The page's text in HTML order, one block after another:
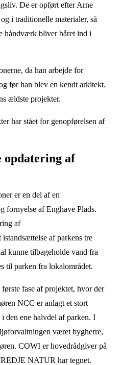
De er opført efter Arne
i traditionelle materialer, så
håndværk bliver båret ind i
da han arbejde for
før han blev en kendt arkitekt.
ældste projekter.
har stået for genopførelsen af
opdatering af
er en del af en
fornyelse af Enghave Plads.
af
af parkens tre
kunne tilbageholde vand fra
til parken fra lokalområdet.
fase af projektet, hvor der
NCC er anlagt et stort
den ene halvdel af parken. I
været bygherre,
COWI er hovedrådgiver på
NATUR har tegnet.